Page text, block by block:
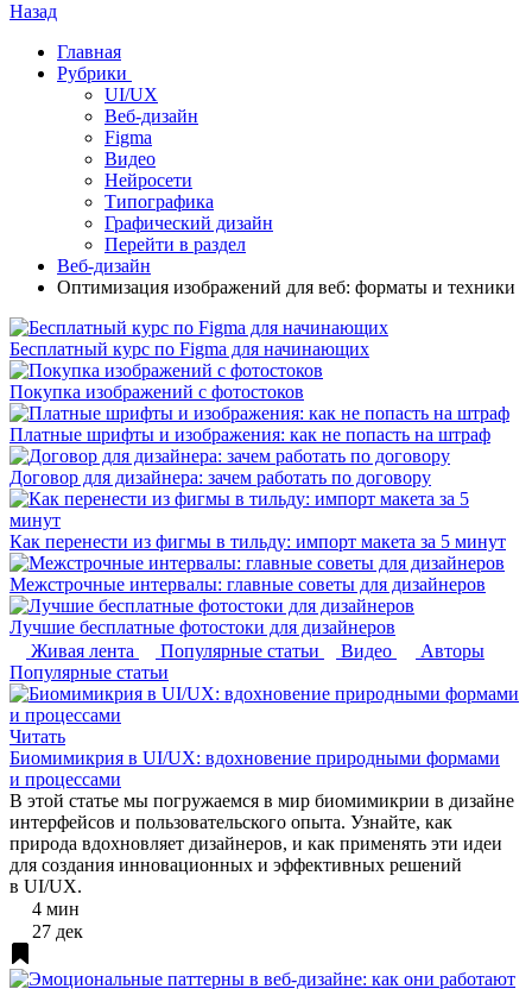
Назад
Главная
Рубрики
UI/UX
Веб-дизайн
Figma
Видео
Нейросети
Типографика
Графический дизайн
Перейти в раздел
Веб-дизайн
Оптимизация изображений для веб: форматы и техники
Бесплатный курс по Figma для начинающих
Покупка изображений с фотостоков
Платные шрифты и изображения: как не попасть на штраф
Договор для дизайнера: зачем работать по договору
Как перенести из фигмы в тильду: импорт макета за 5 минут
Межстрочные интервалы: главные советы для дизайнеров
Лучшие бесплатные фотостоки для дизайнеров
Живая лента
Популярные статьи Видео
Авторы
Популярные статьи
Читать
Биомимикрия в UI/UX: вдохновение природными формами
и процессами
В этой статье мы погружаемся в мир биомимикрии в дизайне
интерфейсов и пользовательского опыта. Узнайте, как
природа вдохновляет дизайнеров, и как применять эти идеи
для создания инновационных и эффективных решений
в UI/UX.
4 мин
27 дек